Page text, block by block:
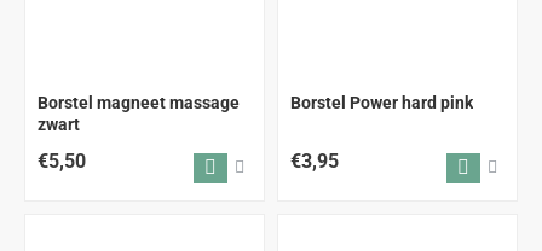
Borstel magneet massage
zwart
€5,50
Borstel Power hard pink
€3,95